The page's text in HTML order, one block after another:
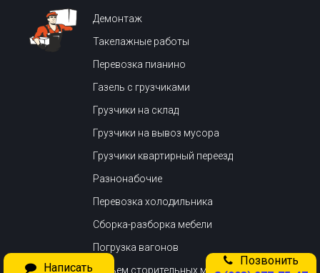
Демонтаж
Такелажные работы
Перевозка пианино
Газель с грузчиками
Грузчики на склад
Грузчики на вывоз мусора
Грузчики квартирный переезд
Разнонабочие
Перевозка холодильника
Сборка-разборка мебели
Погрузка вагонов
Подьем сторительных материалов
Позвонить
Написать